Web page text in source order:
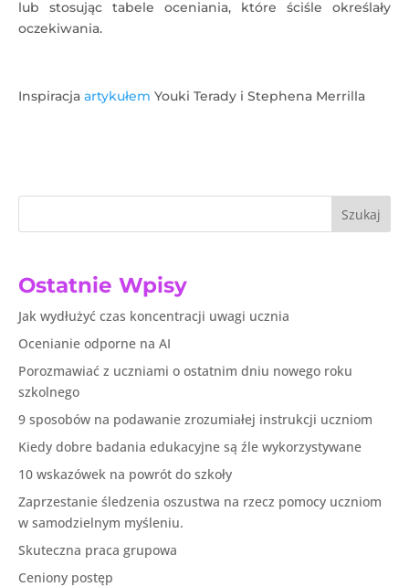
lub stosując tabele oceniania, które ściśle określały
oczekiwania.
Inspiracja artykułem Youki Terady i Stephena Merrilla
Szukaj
Ostatnie Wpisy
Jak wydłużyć czas koncentracji uwagi ucznia
Ocenianie odporne na AI
Porozmawiać z uczniami o ostatnim dniu nowego roku
szkolnego
9 sposobów na podawanie zrozumiałej instrukcji uczniom
Kiedy dobre badania edukacyjne są źle wykorzystywane
10 wskazówek na powrót do szkoły
Zaprzestanie śledzenia oszustwa na rzecz pomocy uczniom
w samodzielnym myśleniu.
Skuteczna praca grupowa
Ceniony postęp